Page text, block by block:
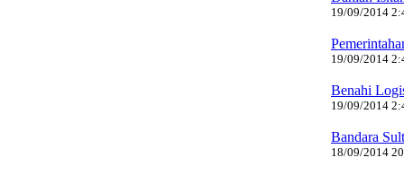
19/09/2014
19/09/2014
Benahi
19/09/2014
Bandara
18/09/2014